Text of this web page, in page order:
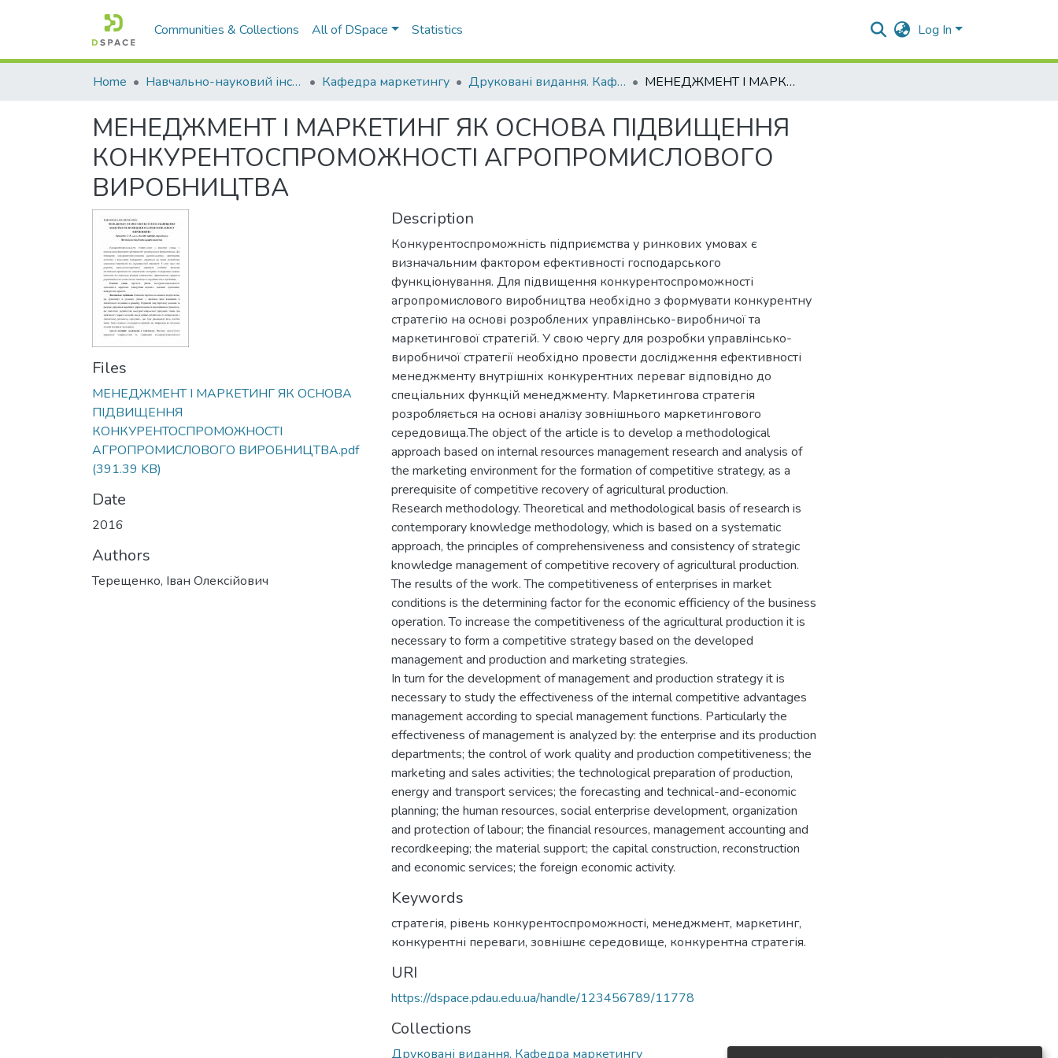
Communities & Collections All of DSpace Statistics Log In
Home Навчально-науковий інститут економіки, управління, права та інформаційних технологій Кафедра маркетингу Друковані видання. Кафедра маркетингу МЕНЕДЖМЕНТ І МАРКЕТИНГ ЯК ОСНОВА ПІДВИЩЕННЯ КОНКУРЕНТОСПРОМОЖНОСТІ АГРОПРОМИСЛОВОГО ВИРОБНИЦТВА
МЕНЕДЖМЕНТ І МАРКЕТИНГ ЯК ОСНОВА ПІДВИЩЕННЯ
КОНКУРЕНТОСПРОМОЖНОСТІ АГРОПРОМИСЛОВОГО
ВИРОБНИЦТВА
Files
МЕНЕДЖМЕНТ І МАРКЕТИНГ ЯК ОСНОВА
ПІДВИЩЕННЯ
КОНКУРЕНТОСПРОМОЖНОСТІ
АГРОПРОМИСЛОВОГО ВИРОБНИЦТВА.pdf
(391.39 KB)
Date
2016
Authors
Терещенко, Іван Олексійович
Description
Конкурентоспроможність підприємства у ринкових умовах є
визначальним фактором ефективності господарського
функціонування. Для підвищення конкурентоспроможності
агропромислового виробництва необхідно з формувати конкурентну
стратегію на основі розроблених управлінсько-виробничої та
маркетингової стратегій. У свою чергу для розробки управлінсько-
виробничої стратегії необхідно провести дослідження ефективності
менеджменту внутрішніх конкурентних переваг відповідно до
спеціальних функцій менеджменту. Маркетингова стратегія
розробляється на основі аналізу зовнішнього маркетингового
середовища.The object of the article is to develop a methodological
approach based on internal resources management research and analysis of
the marketing environment for the formation of competitive strategy, as a
prerequisite of competitive recovery of agricultural production.
Research methodology. Theoretical and methodological basis of research is
contemporary knowledge methodology, which is based on a systematic
approach, the principles of comprehensiveness and consistency of strategic
knowledge management of competitive recovery of agricultural production.
The results of the work. The competitiveness of enterprises in market
conditions is the determining factor for the economic efficiency of the business
operation. To increase the competitiveness of the agricultural production it is
necessary to form a competitive strategy based on the developed
management and production and marketing strategies.
In turn for the development of management and production strategy it is
necessary to study the effectiveness of the internal competitive advantages
management according to special management functions. Particularly the
effectiveness of management is analyzed by: the enterprise and its production
departments; the control of work quality and production competitiveness; the
marketing and sales activities; the technological preparation of production,
energy and transport services; the forecasting and technical-and-economic
planning; the human resources, social enterprise development, organization
and protection of labour; the financial resources, management accounting and
recordkeeping; the material support; the capital construction, reconstruction
and economic services; the foreign economic activity.
Keywords
стратегія, рівень конкурентоспроможності, менеджмент, маркетинг,
конкурентні переваги, зовнішнє середовище, конкурентна стратегія.
URI
https://dspace.pdau.edu.ua/handle/123456789/11778
Collections
Друковані видання. Кафедра маркетингу